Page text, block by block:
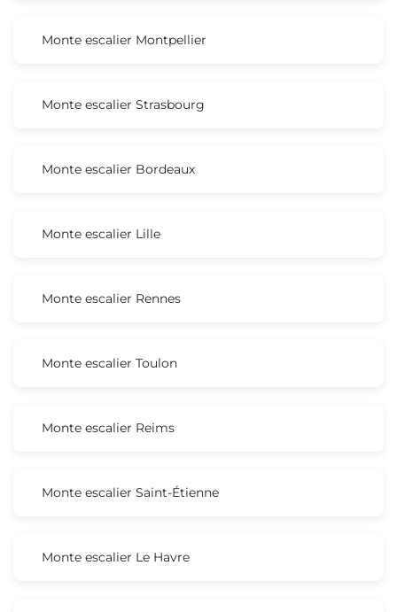
Monte escalier Montpellier
Monte escalier Strasbourg
Monte escalier Bordeaux
Monte escalier Lille
Monte escalier Rennes
Monte escalier Toulon
Monte escalier Reims
Monte escalier Saint-Étienne
Monte escalier Le Havre